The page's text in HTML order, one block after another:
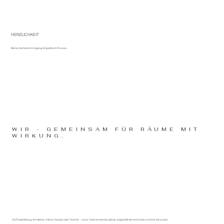
HERZLICHKEIT
Menschlichkeit im Umgang, Empathie im Prozess
WIR - GEMEINSAM FÜR RÄUME MIT
WIRKUNG.
Ob Projektleitung, Architektur, Interior Design oder Technik – unser Team ist interdisziplinär aufgestellt, tief verbunden und klar fokussiert.